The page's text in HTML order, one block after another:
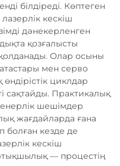
білдіреді. Көптеген
кескіш
дәнекерленген
қозғалысты
Олар осыны
мен серво
циклдар
сақтайды. Практикалық
шешімдер
жағдайларда ғана
болған кезде де
кескіш
— процестің